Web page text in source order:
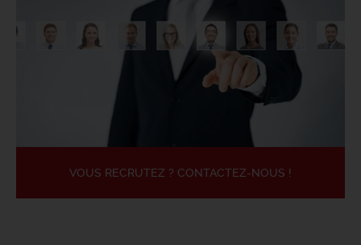
VOUS RECRUTEZ ? CONTACTEZ-NOUS !